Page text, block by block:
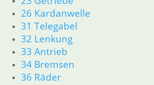
26 Kardanwelle
31 Telegabel
32 Lenkung
33 Antrieb
34 Bremsen
36 Räder